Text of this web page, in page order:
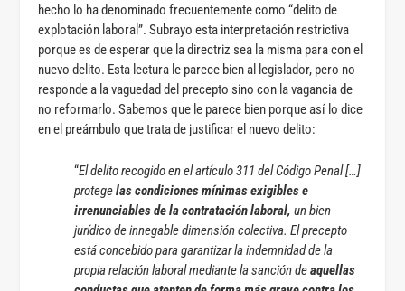
hecho lo ha denominado frecuentemente como “delito de
explotación laboral”. Subrayo esta interpretación restrictiva
porque es de esperar que la directriz sea la misma para con el
nuevo delito. Esta lectura le parece bien al legislador, pero no
responde a la vaguedad del precepto sino con la vagancia de
no reformarlo. Sabemos que le parece bien porque así lo dice
en el preámbulo que trata de justificar el nuevo delito:
“El delito recogido en el artículo 311 del Código Penal […]
protegelas condiciones mínimas exigibles e
irrenunciables de la contratación laboral, un bien
jurídico de innegable dimensión colectiva. El precepto
está concebido para garantizar la indemnidad de la
propia relación laboral mediante la sanción deaquellas